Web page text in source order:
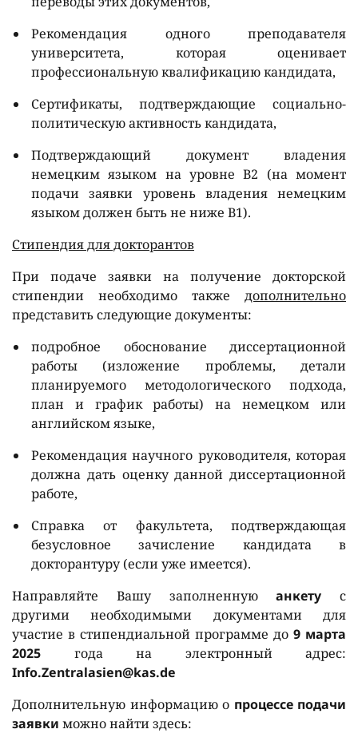
Рекомендация одного преподавателя
университета, которая оценивает
профессиональную квалификацию кандидата,
Сертификаты, подтверждающие социально-
политическую активность кандидата,
Подтверждающий документ владения
немецким языком на уровнеB2 (на момент
подачи заявки уровень владения немецким
языком должен быть не ниже B1).
Стипендия для докторантов
При подаче заявки на получение докторской
стипендии необходимо также дополнительно
представить следующие документы:
подробное обоснование диссертационной
работы (изложение проблемы, детали
планируемого методологического подхода,
план и график работы) на немецком или
английском языке,
Рекомендация научного руководителя, которая
должна дать оценку данной диссертационной
работе,
Справка от факультета, подтверждающая
безусловное зачисление кандидатав
докторантуру (если уже имеется).
Направляйте Вашу заполненнуюанкету с
другими необходимыми документами для
участие в стипендиальной программе до 9 марта
2025 года на электронный адрес:
Info.Zentralasien@kas.de
Дополнительную информацию о процессе подачи
заявки можно найти здесь: